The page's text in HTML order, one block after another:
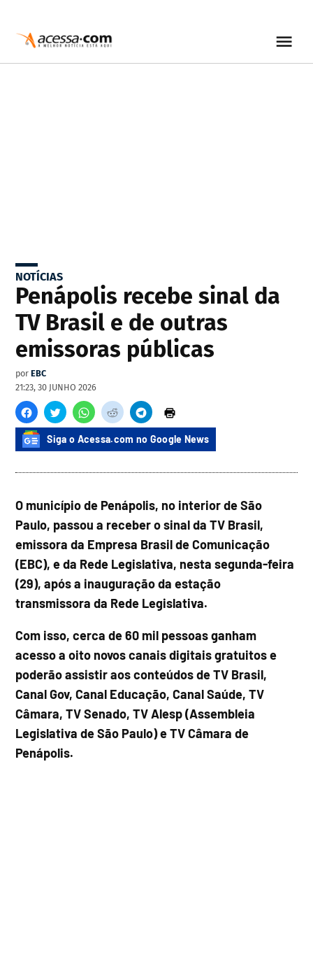
NOTÍCIAS
Penápolis recebe sinal da
TV Brasil e de outras
emissoras públicas
por EBC
21:23, 30 JUNHO 2026
Siga o Acessa.com no Google News
O município de Penápolis, no interior de São
Paulo, passou a receber o sinal da TV Brasil,
emissora da Empresa Brasil de Comunicação
(EBC), e da Rede Legislativa, nesta segunda-feira
(29), após a inauguração da estação
transmissora da Rede Legislativa.
Com isso, cerca de 60 mil pessoas ganham
acesso a oito novos canais digitais gratuitos e
poderão assistir aos conteúdos de TV Brasil,
Canal Gov, Canal Educação, Canal Saúde, TV
Câmara, TV Senado, TV Alesp (Assembleia
Legislativa de São Paulo) e TV Câmara de
Penápolis.